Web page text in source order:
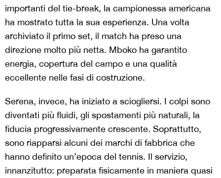
importanti del tie-break, la campionessa americana
ha mostrato tutta la sua esperienza. Una volta
archiviato il primo set, il match ha preso una
direzione molto più netta. Mboko ha garantito
energia, copertura del campo e una qualità
eccellente nelle fasi di costruzione.
Serena, invece, ha iniziato a sciogliersi. I colpi sono
diventati più fluidi, gli spostamenti più naturali, la
fiducia progressivamente crescente. Soprattutto,
sono riapparsi alcuni dei marchi di fabbrica che
hanno definito un’epoca del tennis. Il servizio,
innanzitutto: preparata fisicamente in maniera quasi